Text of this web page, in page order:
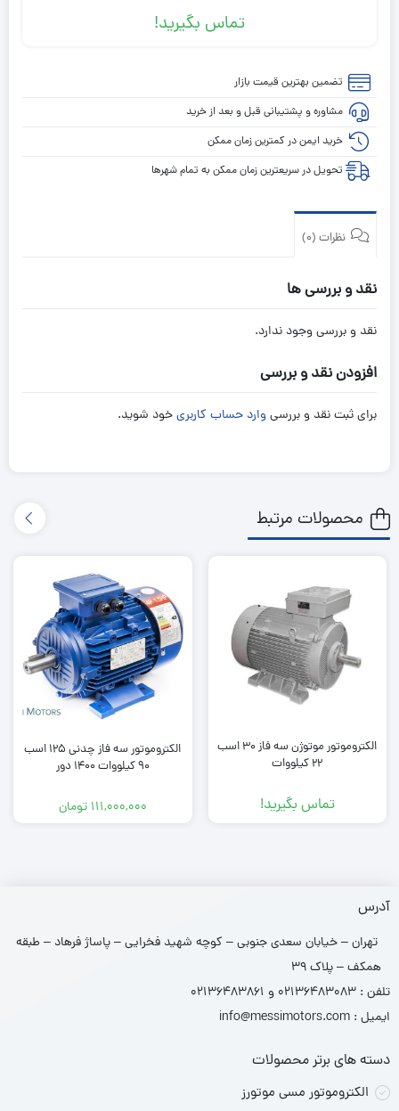
تماس بگیرید!
تضمین بهترین قیمت بازار
مشاوره و پشتیبانی قبل و بعد از خرید
خرید ایمن در کمترین زمان ممکن
تحویل در سریعترین زمان ممکن به تمام شهرها
نظرات (0)
نقد و بررسی ها
نقد و بررسی وجود ندارد.
افزودن نقد و بررسی
برای ثبت نقد و بررسیوارد حساب کاربریخود شوید.
محصولات مرتبط
الکتروموتور موتوژن سه فاز 30 اسب
22 کیلووات
تماس بگیرید!
الکتروموتور سه فاز چدنی 125 اسب
90 کیلووات 1400 دور
111,000,000 تومان
آدرس
تهران – خیابان سعدی جنوبی – کوچه شهید فخرایی – پاساژ فرهاد – طبقه
همکف – پلاک 39
تلفن : 02136483083 و 02136483861
ایمیل : info@messimotors.com
دسته های برتر محصولات
الکتروموتور مسی موتورز